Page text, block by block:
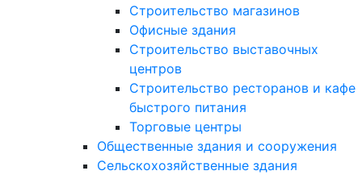
Строительство магазинов
Офисные здания
Строительство выставочных
центров
Строительство ресторанов и кафе
быстрого питания
Торговые центры
Общественные здания и сооружения
Сельскохозяйственные здания